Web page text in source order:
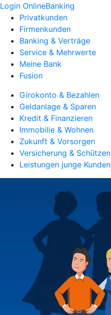
Login OnlineBanking
Privatkunden
Firmenkunden
Banking & Verträge
Service & Mehrwerte
Meine Bank
Fusion
Girokonto & Bezahlen
Geldanlage & Sparen
Kredit & Finanzieren
Immobilie & Wohnen
Zukunft & Vorsorgen
Versicherung & Schützen
Leistungen junge Kunden